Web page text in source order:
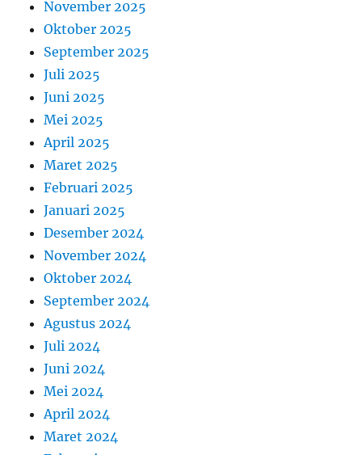
November 2025
Oktober 2025
September 2025
Juli 2025
Juni 2025
Mei 2025
April 2025
Maret 2025
Februari 2025
Januari 2025
Desember 2024
November 2024
Oktober 2024
September 2024
Agustus 2024
Juli 2024
Juni 2024
Mei 2024
April 2024
Maret 2024